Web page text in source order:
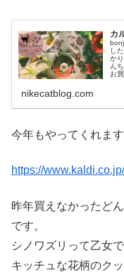
カ
し
か
ん
お
nikecatblog.com
今年もやってくれま
https://
昨年買えなかったど
です。
シノワズリって乙女で
キッチュな花柄のク